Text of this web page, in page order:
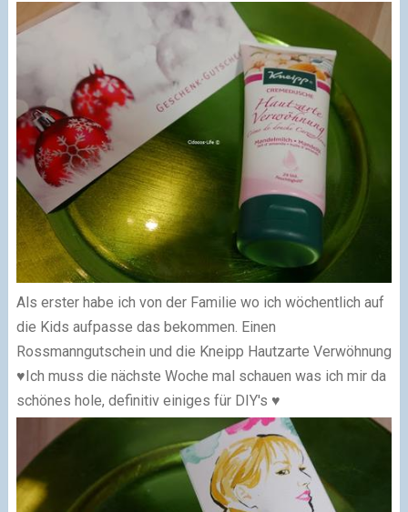
Als erster habe ich von der Familie wo ich wöchentlich auf
die Kids aufpasse das bekommen. Einen
Rossmanngutschein und die Kneipp Hautzarte Verwöhnung
♥ Ich muss die nächste Woche mal schauen was ich mir da
schönes hole, definitiv einiges für DIY's ♥